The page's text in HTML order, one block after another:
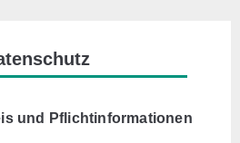
und Pflichtinformationen